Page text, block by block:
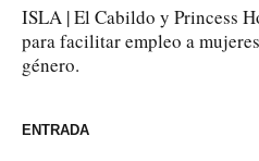
ISLA | El Cabildo y Princess
para facilitar empleo a
género.
ENTRADA